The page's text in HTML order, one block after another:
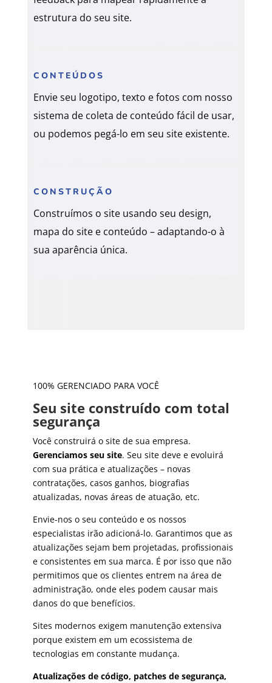
estrutura do seu site.
CONTEÚDOS
Envie seu logotipo, texto e fotos com nosso
sistema de coleta de conteúdo fácil de usar,
ou podemos pegá-lo em seu site existente.
CONSTRUÇÃO
Construímos o site usando seu design,
mapa do site e conteúdo – adaptando-o à
sua aparência única.
100% GERENCIADO PARA VOCÊ
Seu site construído com total
segurança
Você construirá o site de sua empresa.
Gerenciamos seu site. Seu site deve e evoluirá
com sua prática e atualizações – novas
contratações, casos ganhos, biografias
atualizadas, novas áreas de atuação, etc.
Envie-nos o seu conteúdo e os nossos
especialistas irão adicioná-lo. Garantimos que as
atualizações sejam bem projetadas, profissionais
e consistentes em sua marca. É por isso que não
permitimos que os clientes entrem na área de
administração, onde eles podem causar mais
danos do que benefícios.
Sites modernos exigem manutenção extensiva
porque existem em um ecossistema de
tecnologias em constante mudança.
Atualizações de código, patches de segurança,